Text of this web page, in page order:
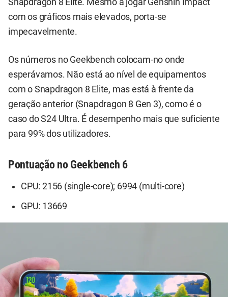
com os gráficos mais elevados, porta-se
impecavelmente.
Os números no Geekbench colocam-no onde
esperávamos. Não está ao nível de equipamentos
com o Snapdragon 8 Elite, mas está à frente da
geração anterior (Snapdragon 8 Gen 3), como é o
caso do S24 Ultra. É desempenho mais que suficiente
para 99% dos utilizadores.
Pontuação no Geekbench 6
CPU: 2156 (single-core); 6994 (multi-core)
GPU: 13669